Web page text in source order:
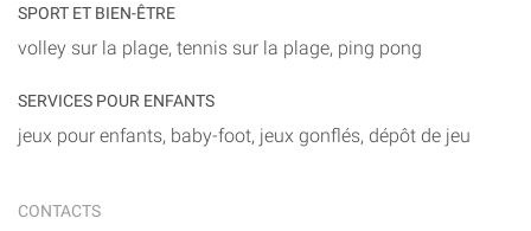
SPORT ET BIEN-ÊTRE
volley sur la plage, tennis sur la plage, ping pong
SERVICES POUR ENFANTS
jeux pour enfants, baby-foot, jeux gonflés, dépôt de jeu
CONTACTS